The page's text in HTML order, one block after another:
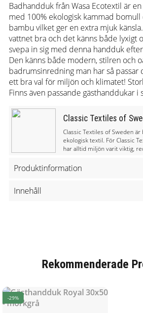
Badhandduk från Wasa Ecotextil är
med 100% ekologisk kammad
bambu vilket ger en extra mjuk
vattnet bra och det känns både lyxigt
svepa in sig med denna handduk
Den känns både modern, stilren och
badrumsinredning man har så passar
ett bra val för miljön och klimatet!
Finns även passande gästhanddukar i
Classic Textiles of
Classic Textiles of Sweden är
ekologisk textil. För Classic
har alltid miljön varit viktig,
livsstilsprodukter av bra
och samtidigt orsaka så lite
Produktinformation
Färg: Mörkgrå
Innehåll
Rekommenderade
-29%